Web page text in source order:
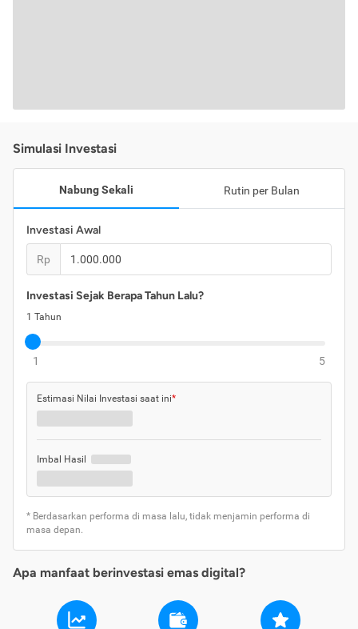
Simulasi Investasi
Nabung Sekali Rutin per Bulan
Investasi Awal
Rp
Investasi Sejak Berapa Tahun Lalu?
1 Tahun
1 5
Estimasi Nilai Investasi saat ini*
Imbal Hasil
* Berdasarkan performa di masa lalu, tidak menjamin performa di
masa depan.
Apa manfaat berinvestasi emas digital?